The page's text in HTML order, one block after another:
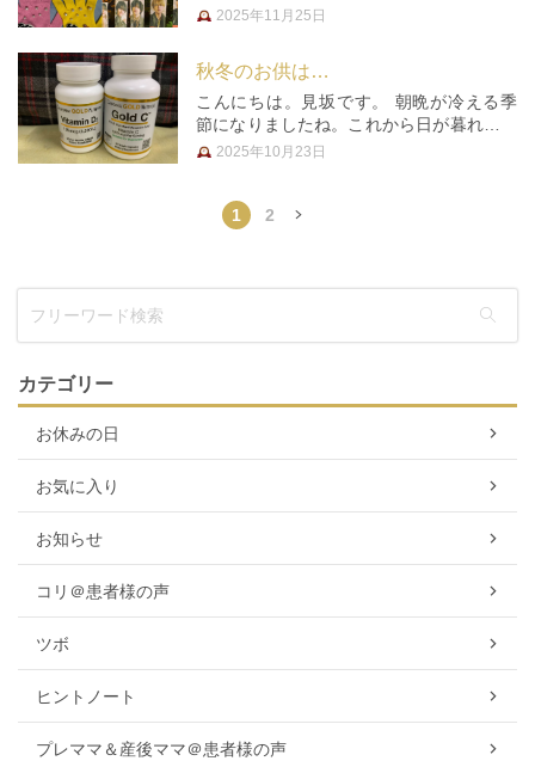
行きました。 ライブのチケットはなかな
まして、遠いけど仕方なし。気合…
2025年11月25日
秋冬のお供は…
こんにちは。見坂です。 朝晩が冷える季
節になりましたね。これから日が暮れるの
も早くなり、1日の日照時間がどんどん短
を生成するという大切な働きがあ…
2025年10月23日
1 2
カテゴリー
お休みの日
お気に入り
お知らせ
コリ＠患者様の声
ツボ
ヒントノート
プレママ＆産後ママ＠患者様の声